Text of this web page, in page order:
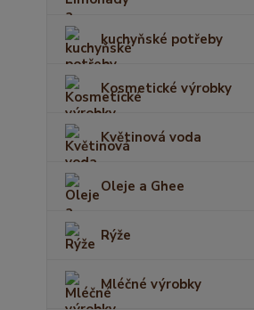
kuchyňské potřeby
Kosmetické výrobky
Květinová voda
Oleje a Ghee
Rýže
Mléčné výrobky